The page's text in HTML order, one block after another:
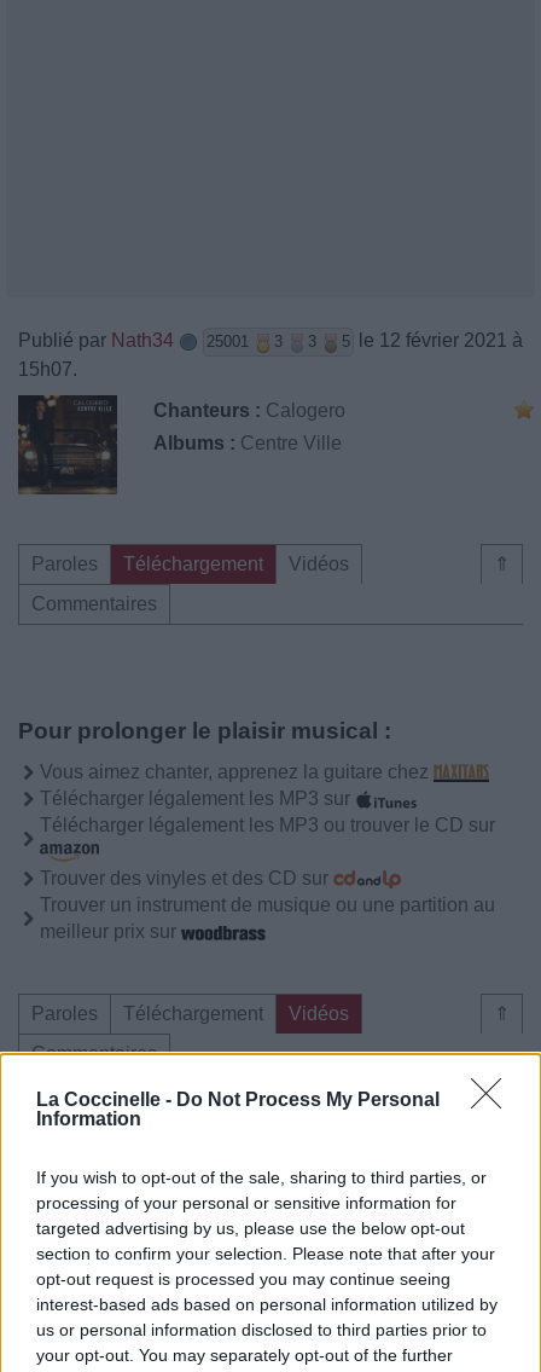
La Coccinelle - Do Not Process My Personal
Information
If you wish to opt-out of the sale, sharing to third parties, or
processing of your personal or sensitive information for
targeted advertising by us, please use the below opt-out
section to confirm your selection. Please note that after your
opt-out request is processed you may continue seeing
interest-based ads based on personal information utilized by
us or personal information disclosed to third parties prior to
your opt-out. You may separately opt-out of the further
Publié par Nath34 25001 3 3 5
le 12 février 2021 à
15h07.
Chanteurs : Calogero
Albums : Centre Ville
⇑
Paroles Téléchargement
Vidéos
Commentaires
Pour prolonger le plaisir musical :
Vous aimez chanter, apprenez la guitare chez
Télécharger légalement les MP3 sur
Télécharger légalement les MP3 ou trouver le CD sur
Trouver des vinyles et des CD sur
Trouver un instrument de musique ou une partition au
meilleur prix sur
⇑
Paroles Téléchargement
Vidéos
Commentaires
Voir la vidéo de «Centre Ville»
Concert/Live Concert/Live Concert/Live